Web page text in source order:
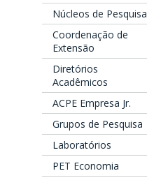
Núcleos de Pesquisa
Coordenação de
Extensão
Diretórios
Acadêmicos
ACPE Empresa Jr.
Grupos de Pesquisa
Laboratórios
PET Economia